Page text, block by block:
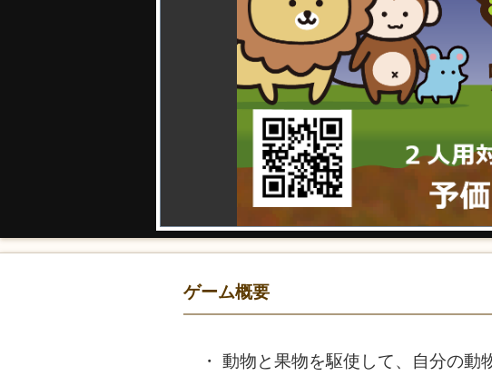
ゲーム概要
動物と果物を駆使して、自分の動